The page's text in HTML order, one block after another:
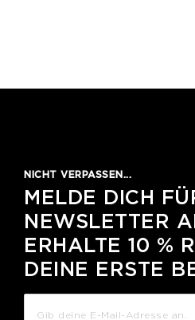
NICHT VERPASSEN...
MELDE DICH
NEWSLETTER
ERHALTE 10 %
DEINE ERSTE